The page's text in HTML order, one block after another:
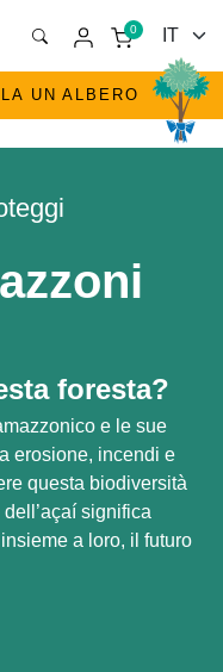
0
UN ALBERO
foresta?
e le sue
erosione, incendi e
questa biodiversità
significa
a loro, il futuro